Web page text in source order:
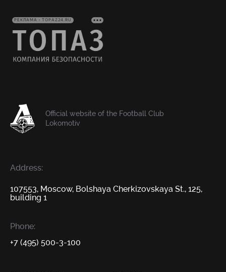
РЕКЛАМА • TOPAZ24.RU
Official website of the Football Club
Lokomotiv
Address:
107553, Moscow, Bolshaya Cherkizovskaya St., 125,
building 1
Phone:
+7 (495) 500-3-100